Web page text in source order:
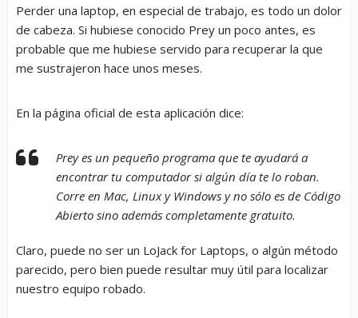
Perder una laptop, en especial de trabajo, es todo un dolor
de cabeza. Si hubiese conocido Prey un poco antes, es
probable que me hubiese servido para recuperar la que
me sustrajeron hace unos meses.
En la página oficial de esta aplicación dice:
Prey es un pequeño programa que te ayudará a
encontrar tu computador si algún día te lo roban.
Corre en Mac, Linux y Windows y no sólo es de Código
Abierto sino además completamente gratuito.
Claro, puede no ser un LoJack for Laptops, o algún método
parecido, pero bien puede resultar muy útil para localizar
nuestro equipo robado.